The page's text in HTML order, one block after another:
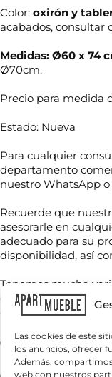
Las cookies de este
los anuncios, ofrecer
Además,
web con nuestros
Color: oxirón y
acabados, consultar
Medidas: Ø60 x 74
Ø70cm.
Precio para medida
Estado: Nueva
Para cualquier
departamento
nuestro WhatsApp
Recuerde que
asesorarle en
adecuado para su
disponibilidad, así
Tenemos mucha
de importación
contenedores.
Para grandes
N
m
b
r
e
*
*
*
C
r
r
e
o
T
e
o
n
*
C
o
r
e
o
e
¿
Q